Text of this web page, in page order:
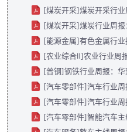
[煤炭开采]煤炭开采行
[煤炭开采]煤炭行业周
[能源金属]有色金属行
[农业综合Ⅱ]农业行业周
[普钢]钢铁行业周报：
[汽车零部件]汽车行业
[汽车零部件]汽车行业
[汽车零部件]智能汽车